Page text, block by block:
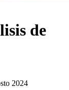
de
2024